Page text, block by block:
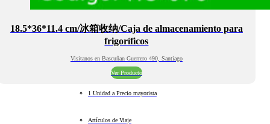
18.5*36*11.4 cm/冰箱收纳/Caja de almacenamiento para
frigoríficos
Visitanos en Bascuñan Guerrero 490, Santiago
Ver Producto
1 Unidad a Precio mayorista
Artículos de Viaje